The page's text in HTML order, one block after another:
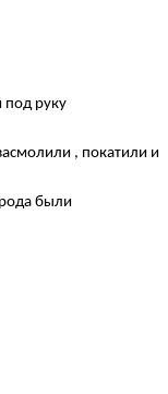
под руку
, покатили и
были